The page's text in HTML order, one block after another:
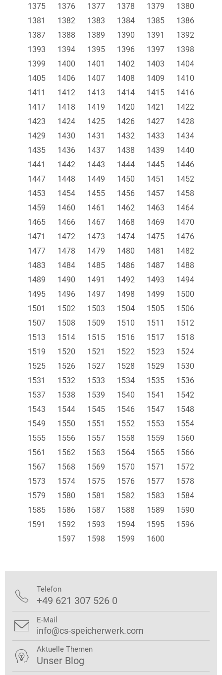
1375
1376 1377 1378 1379
1380
1381
1382 1383 1384 1385
1386
1387
1388 1389 1390 1391
1392
1393
1394 1395 1396 1397
1398
1399
1400 1401 1402 1403
1404
1405
1406 1407 1408 1409
1410
1411
1412 1413 1414 1415
1416
1417
1418 1419 1420 1421
1422
1423
1424 1425 1426 1427
1428
1429
1430 1431 1432 1433
1434
1435
1436 1437 1438 1439
1440
1441
1442 1443 1444 1445
1446
1447
1448 1449 1450 1451
1452
1453
1454 1455 1456 1457
1458
1459
1460 1461 1462 1463
1464
1465
1466 1467 1468 1469
1470
1471
1472 1473 1474 1475
1476
1477
1478 1479 1480 1481
1482
1483
1484 1485 1486 1487
1488
1489
1490 1491 1492 1493
1494
1495
1496 1497 1498 1499
1500
1501
1502 1503 1504 1505
1506
1507
1508 1509 1510 1511
1512
1513
1514 1515 1516 1517
1518
1519
1520 1521 1522 1523
1524
1525
1526 1527 1528 1529
1530
1531
1532 1533 1534 1535
1536
1537
1538 1539 1540 1541
1542
1543
1544 1545 1546 1547
1548
1549
1550 1551 1552 1553
1554
1555
1556 1557 1558 1559
1560
1561
1562 1563 1564 1565
1566
1567
1568 1569 1570 1571
1572
1573
1574 1575 1576 1577
1578
1579
1580 1581 1582 1583
1584
1585
1586 1587 1588 1589
1590
1591
1592 1593 1594 1595
1596
1597
1598 1599 1600
 Telefon
+49 621 307 526 0
 E-Mail
info@cs-speicherwerk.com
 Aktuelle Themen
Unser Blog